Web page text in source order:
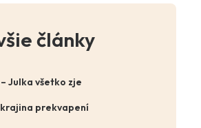
články
Julka všetko zje
krajina prekvapení